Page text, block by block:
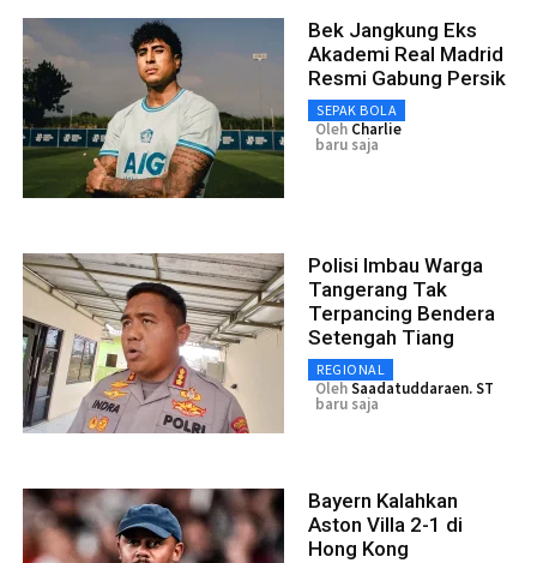
Bek Jangkung Eks
Akademi Real Madrid
Resmi Gabung Persik
SEPAK BOLA
Oleh Charlie
baru saja
Polisi Imbau Warga
Tangerang Tak
Terpancing Bendera
Setengah Tiang
REGIONAL
OlehSaadatuddaraen. ST
baru saja
Bayern Kalahkan
Aston Villa 2-1 di
Hong Kong